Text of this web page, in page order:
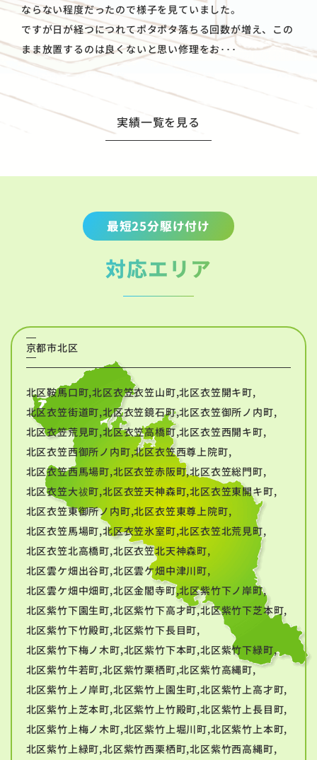
ならない程度だったので様子を見ていました。
ですが日が経つにつれてポタポタ落ちる回数が増え、この
まま放置するのは良くないと思い修理をお･･･
実績一覧を見る
最短25分駆け付け
対応エリア
京都市北区
北区鞍馬口町,北区衣笠衣笠山町,北区衣笠開キ町,
北区衣笠街道町,北区衣笠鏡石町,北区衣笠御所ノ内町,
北区衣笠荒見町,北区衣笠高橋町,北区衣笠西開キ町,
北区衣笠西御所ノ内町,北区衣笠西尊上院町,
北区衣笠西馬場町,北区衣笠赤阪町,北区衣笠総門町,
北区衣笠大祓町,北区衣笠天神森町,北区衣笠東開キ町,
北区衣笠東御所ノ内町,北区衣笠東尊上院町,
北区衣笠馬場町,北区衣笠氷室町,北区衣笠北荒見町,
北区衣笠北高橋町,北区衣笠北天神森町,
北区雲ケ畑出谷町,北区雲ケ畑中津川町,
北区雲ケ畑中畑町,北区金閣寺町,北区紫竹下ノ岸町,
北区紫竹下園生町,北区紫竹下高才町,北区紫竹下芝本町,
北区紫竹下竹殿町,北区紫竹下長目町,
北区紫竹下梅ノ木町,北区紫竹下本町,北区紫竹下緑町,
北区紫竹牛若町,北区紫竹栗栖町,北区紫竹高縄町,
北区紫竹上ノ岸町,北区紫竹上園生町,北区紫竹上高才町,
北区紫竹上芝本町,北区紫竹上竹殿町,北区紫竹上長目町,
北区紫竹上梅ノ木町,北区紫竹上堀川町,北区紫竹上本町,
北区紫竹上緑町,北区紫竹西栗栖町,北区紫竹西高縄町,